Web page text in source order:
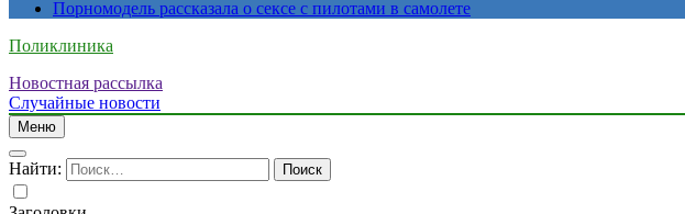
Порномодель рассказала о сексе с пилотами в самолете
Поликлиника
Новостная рассылка
Случайные новости
Меню
Найти: